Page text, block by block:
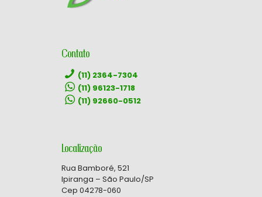
Contato
(11) 2364-7304
(11) 96123-1718
(11) 92660-0512
Localização
Rua Bamboré, 521
Ipiranga – São Paulo/SP
Cep 04278-060